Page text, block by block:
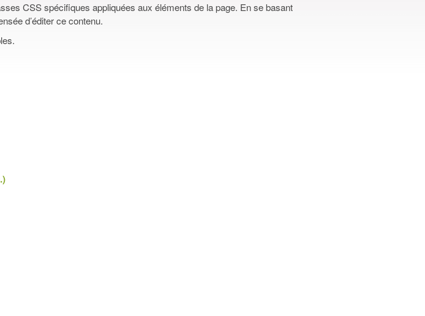
CSS spécifiques appliquées aux éléments de la page. En se basant
d’éditer ce contenu.